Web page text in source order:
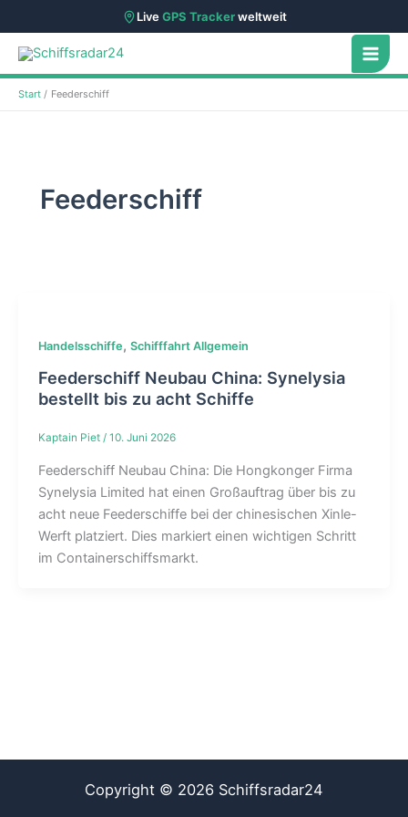
LiveGPS Trackerweltweit
Zum
Inhalt
springen
Start Feederschiff
Feederschiff
Handelsschiffe, Schifffahrt Allgemein
Feederschiff Neubau China: Synelysia
bestellt bis zu acht Schiffe
Kaptain Piet / 10. Juni 2026
Feederschiff Neubau China: Die Hongkonger Firma
Synelysia Limited hat einen Großauftrag über bis zu
acht neue Feederschiffe bei der chinesischen Xinle-
Werft platziert. Dies markiert einen wichtigen Schritt
im Containerschiffsmarkt.
Copyright © 2026 Schiffsradar24